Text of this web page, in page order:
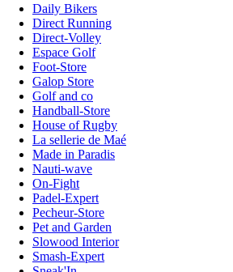
Daily Bikers
Direct Running
Direct-Volley
Espace Golf
Foot-Store
Galop Store
Golf and co
Handball-Store
House of Rugby
La sellerie de Maé
Made in Paradis
Nauti-wave
On-Fight
Padel-Expert
Pecheur-Store
Pet and Garden
Slowood Interior
Smash-Expert